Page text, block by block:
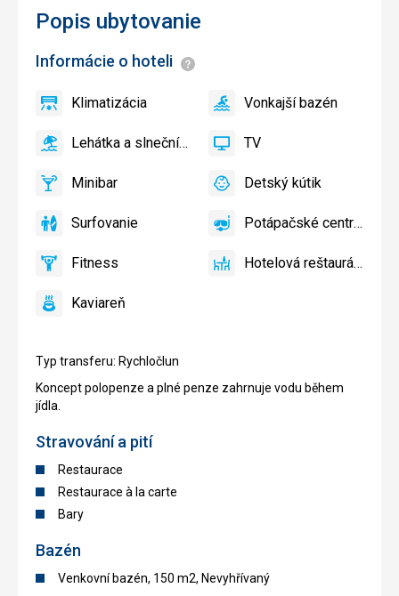
Typ transferu: Rychločlun
Koncept polopenze a plné penze zahrnuje vodu během
jídla.
Stravování a pití
Restaurace
Restaurace à la carte
Bary
Bazén
Venkovní bazén, 150 m2, Nevyhřívaný
Popis ubytovanie
Informácie o hoteli Informácie
Klimatizácia
Klimatizácia
áno
VonkajšíVonkajší bazén
áno
Lehátka
slnečníky
bazéne
Lehátka a slnečníky pri bazéne zadarmo
áno TV TV
áno
Minibar,Minibar
áno
Detský
Detský
Detský kútik
áno
Surfovanie
Surfovanie
áno
Potápačské
Potápačské centrum
áno
FitnessFitness
áno
Hotelová
Hotelová reštaurácia
áno
KaviareňKaviareň
áno